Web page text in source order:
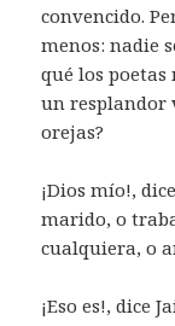
convencido.
menos: nadie
qué los
un resplandor
orejas?
¡Dios mío!,
marido, o
cualquiera, o
¡Eso es!, dice